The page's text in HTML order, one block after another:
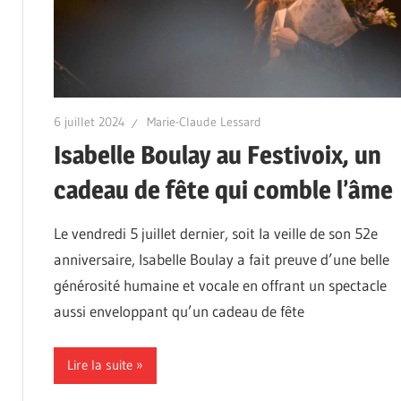
6 juillet 2024 Marie-Claude Lessard
Isabelle Boulay au Festivoix, un
cadeau de fête qui comble l’âme
Le vendredi 5 juillet dernier, soit la veille de son 52e
anniversaire, Isabelle Boulay a fait preuve d’une belle
générosité humaine et vocale en offrant un spectacle
aussi enveloppant qu’un cadeau de fête
Lire la suite